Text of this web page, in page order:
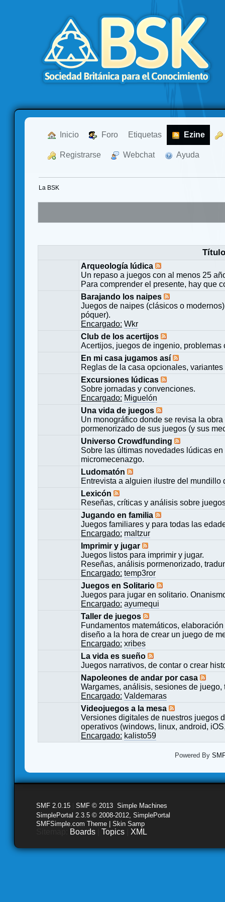
Inicio Foro Etiquetas Ezine
Registrarse Webchat Ayuda
La BSK
Título
Arqueología lúdica
Un repaso a juegos con al menos 25
Para comprender el presente, hay que
Barajando los naipes
Juegos de naipes (clásicos o
póquer).
Encargado: Wkr
Club de los acertijos
Acertijos, juegos de ingenio,
En mi casa jugamos así
Reglas de la casa opcionales,
Excursiones lúdicas
Sobre jornadas y convenciones.
Encargado: Miguelón
Una vida de juegos
Un monográfico donde se revisa la
pormenorizado de sus juegos (y sus
Universo Crowdfunding
Sobre las últimas novedades lúdicas
micromecenazgo.
Ludomatón
Entrevista a alguien ilustre del mundillo
Lexicón
Reseñas, críticas y análisis sobre
Jugando en familia
Juegos familiares y para todas las
Encargado: maltzur
Imprimir y jugar
Juegos listos para imprimir y jugar.
Reseñas, análisis pormenorizado,
Encargado: temp3ror
Juegos en Solitario
Juegos para jugar en solitario.
Encargado: ayumequi
Taller de juegos
Fundamentos matemáticos,
diseño a la hora de crear un juego de
Encargado: xribes
La vida es sueño
Juegos narrativos, de contar o crear
Napoleones de andar por casa
Wargames, análisis, sesiones de
Encargado: Valdemaras
Videojuegos a la mesa
Versiones digitales de nuestros juegos
operativos (windows, linux, android,
Encargado: kalisto59
Powered By
SMF 2.0.15 SMF © 2013 Simple Machines
SimplePortal 2.3.5 © 2008-2012, SimplePortal
SMFSimple.com Theme | Skin Samp
Boards Topics XML